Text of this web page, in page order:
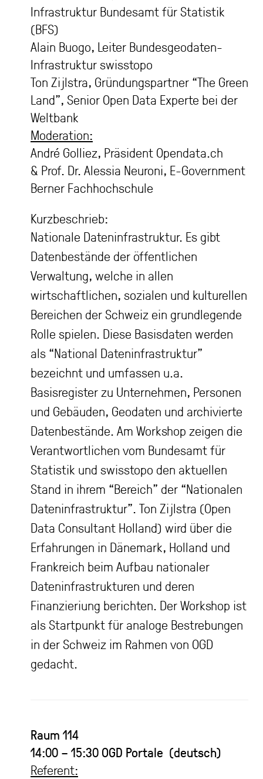
Infrastruktur Bundesamt für Statistik
(BFS)
Alain Buogo, Leiter Bundesgeodaten-
Infrastruktur swisstopo
Ton Zijlstra, Gründungspartner “The Green
Land”, Senior Open Data Experte bei der
Weltbank
Moderation:
André Golliez, Präsident Opendata.ch
& Prof. Dr. Alessia Neuroni, E-Government
Berner Fachhochschule
Kurzbeschrieb:
Nationale Dateninfrastruktur. Es gibt
Datenbestände der öffentlichen
Verwaltung, welche in allen
wirtschaftlichen, sozialen und kulturellen
Bereichen der Schweiz ein grundlegende
Rolle spielen. Diese Basisdaten werden
als “National Dateninfrastruktur”
bezeichnt und umfassen u.a.
Basisregister zu Unternehmen, Personen
und Gebäuden, Geodaten und archivierte
Datenbestände. Am Workshop zeigen die
Verantwortlichen vom Bundesamt für
Statistik und swisstopo den aktuellen
Stand in ihrem “Bereich” der “Nationalen
Dateninfrastruktur”. Ton Zijlstra (Open
Data Consultant Holland) wird über die
Erfahrungen in Dänemark, Holland und
Frankreich beim Aufbau nationaler
Dateninfrastrukturen und deren
Finanzieriung berichten. Der Workshop ist
als Startpunkt für analoge Bestrebungen
in der Schweiz im Rahmen von OGD
gedacht.
Raum 114
14:00 – 15:30 OGD Portale (deutsch)
Referent: